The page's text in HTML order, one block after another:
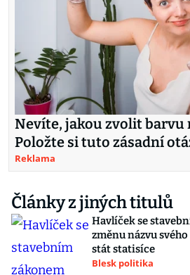
Nevíte, jakou zvolit barvu
Položte si tuto zásadní
Reklama
Články z jiných titulů
Havlíček se
změnu názvu
stát statisíce
Blesk politika